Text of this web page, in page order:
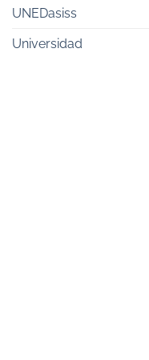
UNEDasiss
Universidad